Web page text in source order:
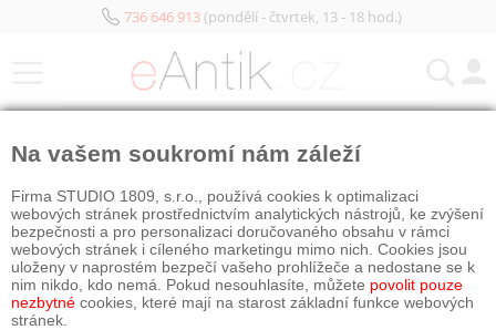
736 646 913(pondělí - čtvrtek, 13 - 18 hod.)
Na vašem soukromí nám záleží
Firma STUDIO 1809, s.r.o., používá cookies k optimalizaci
webových stránek prostřednictvím analytických nástrojů, ke zvýšení
bezpečnosti a pro personalizaci doručovaného obsahu v rámci
webových stránek i cíleného marketingu mimo nich. Cookies jsou
uloženy v naprostém bezpečí vašeho prohlížeče a nedostane se k
nim nikdo, kdo nemá. Pokud nesouhlasíte, můžete povolit pouze
nezbytné cookies, které mají na starost základní funkce webových
stránek.